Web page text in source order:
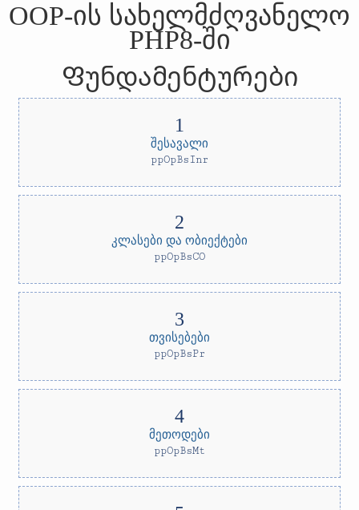
OOP-ის სახელმძღვანელო
PHP8-ში
Ფუნდამენტურები
შესავალი
ppOpBsInr
კლასები და ობიექტები
ppOpBsCO
თვისებები
ppOpBsPr
მეთოდები
ppOpBsMt